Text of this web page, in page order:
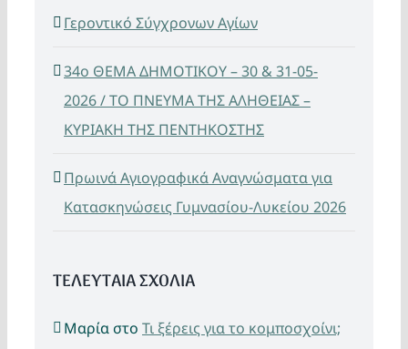
Γεροντικό Σύγχρονων Αγίων
34ο ΘΕΜΑ ΔΗΜΟΤΙΚΟΥ – 30 & 31-05-
2026 / ΤΟ ΠΝΕΥΜΑ ΤΗΣ ΑΛΗΘΕΙΑΣ –
ΚΥΡΙΑΚΗ ΤΗΣ ΠΕΝΤΗΚΟΣΤΗΣ
Πρωινά Αγιογραφικά Αναγνώσματα για
Κατασκηνώσεις Γυμνασίου-Λυκείου 2026
ΤΕΛΕΥΤΑΙΑ ΣΧΟΛΙΑ
Μαρία στο Τι ξέρεις για το κομποσχοίνι;